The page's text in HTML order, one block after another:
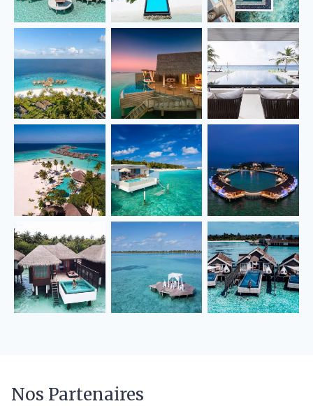
Nos Partenaires